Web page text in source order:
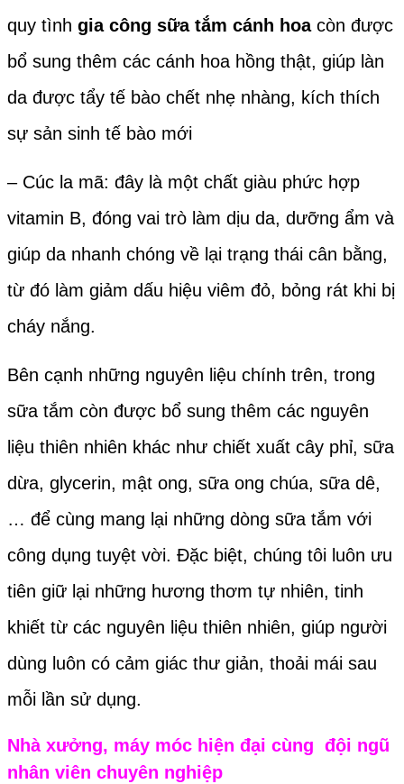
quy tình gia công sữa tắm cánh hoacòn được
bổ sung thêm các cánh hoa hồng thật, giúp làn
da được tẩy tế bào chết nhẹ nhàng, kích thích
sự sản sinh tế bào mới
– Cúc la mã: đây là một chất giàu phức hợp
vitamin B, đóng vai trò làm dịu da, dưỡng ẩm và
giúp da nhanh chóng về lại trạng thái cân bằng,
từ đó làm giảm dấu hiệu viêm đỏ, bỏng rát khi bị
cháy nắng.
Bên cạnh những nguyên liệu chính trên, trong
sữa tắm còn được bổ sung thêm các nguyên
liệu thiên nhiên khác như chiết xuất cây phỉ, sữa
dừa, glycerin, mật ong, sữa ong chúa, sữa dê,
… để cùng mang lại những dòng sữa tắm với
công dụng tuyệt vời. Đặc biệt, chúng tôi luôn ưu
tiên giữ lại những hương thơm tự nhiên, tinh
khiết từ các nguyên liệu thiên nhiên, giúp người
dùng luôn có cảm giác thư giản, thoải mái sau
mỗi lần sử dụng.
Nhà xưởng, máy móc hiện đại cùng đội ngũ
nhân viên chuyên nghiệp